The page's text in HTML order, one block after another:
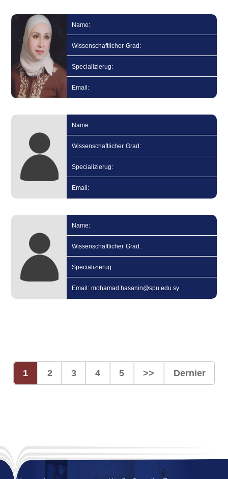
Name:
Wissenschaftlicher Grad:
Specializierug:
Email:
Name:
Wissenschaftlicher Grad:
Specializierug:
Email:
Name:
Wissenschaftlicher Grad:
Specializierug:
Email: mohamad.hasanin@spu.edu.sy
1 2 3 4 5 >> Dernier